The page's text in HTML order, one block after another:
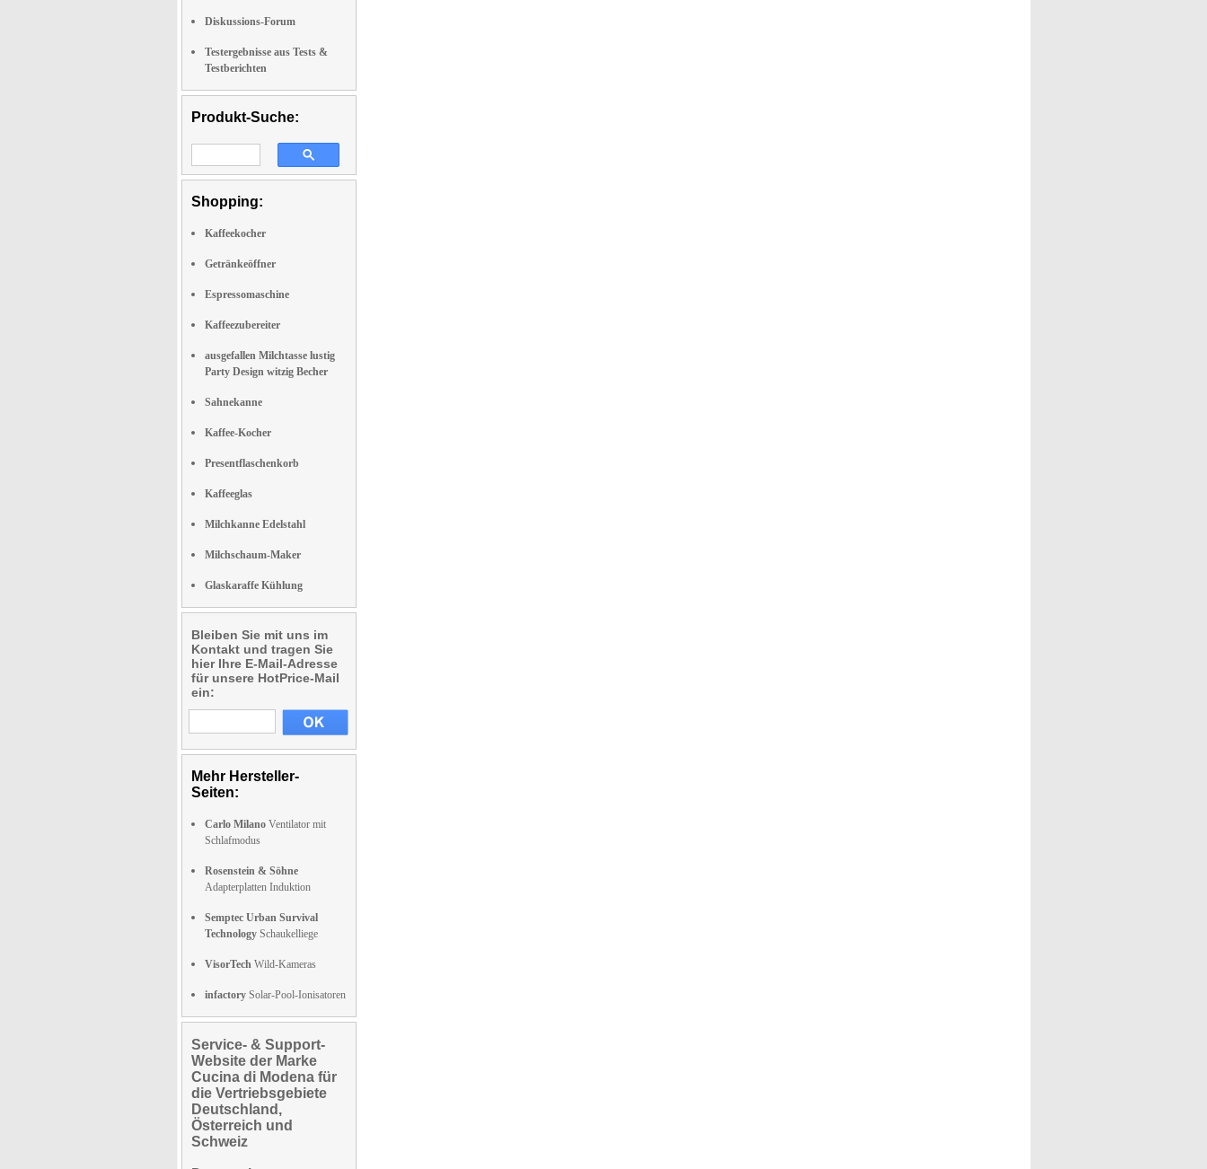
Diskussions-Forum
Testergebnisse aus Tests &
Testberichten
Produkt-Suche:
Shopping:
Kaffeekocher
Getränkeöffner
Espressomaschine
Kaffeezubereiter
ausgefallen Milchtasse lustig
Party Design witzig Becher
Sahnekanne
Kaffee-Kocher
Presentflaschenkorb
Kaffeeglas
Milchkanne Edelstahl
Milchschaum-Maker
Glaskaraffe Kühlung
Bleiben Sie mit uns im
Kontakt und tragen Sie
hier Ihre E-Mail-Adresse
für unsere HotPrice-Mail
ein:
Mehr Hersteller-
Seiten:
Carlo Milano Ventilator mit
Schlafmodus
Rosenstein & Söhne
Adapterplatten Induktion
Semptec Urban Survival
Technology Schaukelliege
VisorTech Wild-Kameras
infactory Solar-Pool-Ionisatoren
Service- & Support-
Website der Marke
Cucina di Modena für
die Vertriebsgebiete
Deutschland,
Österreich und
Schweiz